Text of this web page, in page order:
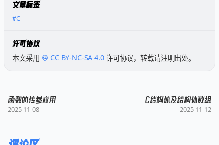
文章标签
#C
许可协议
本文采用 CC BY-NC-SA 4.0 许可协议，转载请注明出处。
函数的传参应用
2025-11-08
C结构体及结构体数组
2025-11-12